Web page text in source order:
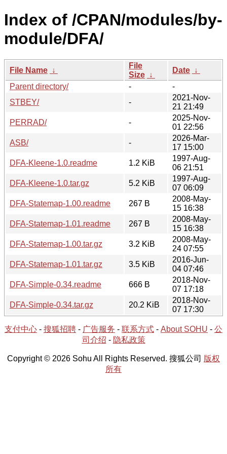
Index of /CPAN/modules/by-
module/DFA/
File Name ↓
File
Size ↓
Date ↓
Parent directory/
-
-
STBEY/
-
2021-Nov-
21 21:49
PERRAD/
-
2025-Nov-
01 22:56
ASB/
-
2026-Mar-
17 15:00
DFA-Kleene-1.0.readme
1.2 KiB
1997-Aug-
06 21:51
DFA-Kleene-1.0.tar.gz
5.2 KiB
1997-Aug-
07 06:09
DFA-Statemap-1.00.readme
267 B
2008-May-
15 16:38
DFA-Statemap-1.01.readme
267 B
2008-May-
15 16:38
DFA-Statemap-1.00.tar.gz
3.2 KiB
2008-May-
24 07:55
DFA-Statemap-1.01.tar.gz
3.5 KiB
2016-Jun-
04 07:46
DFA-Simple-0.34.readme
666 B
2018-Nov-
07 17:18
DFA-Simple-0.34.tar.gz
20.2 KiB
2018-Nov-
07 17:30
支付中心 - 搜狐招聘 - 广告服务 - 联系方式 - About SOHU - 公
司介绍 - 隐私政策
Copyright © 2026 Sohu All Rights Reserved. 搜狐公司 版权
所有